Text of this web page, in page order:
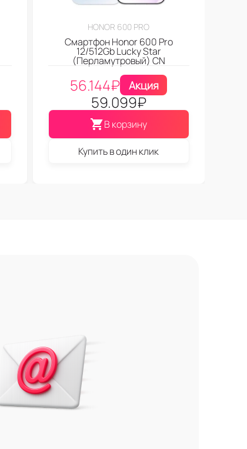
HONOR 600 PRO
Смартфон Honor 600 Pro
12/512Gb Lucky Star
(Перламутровый) CN
56.144₽ Акция
59.099₽
В корзину
Купить в один клик